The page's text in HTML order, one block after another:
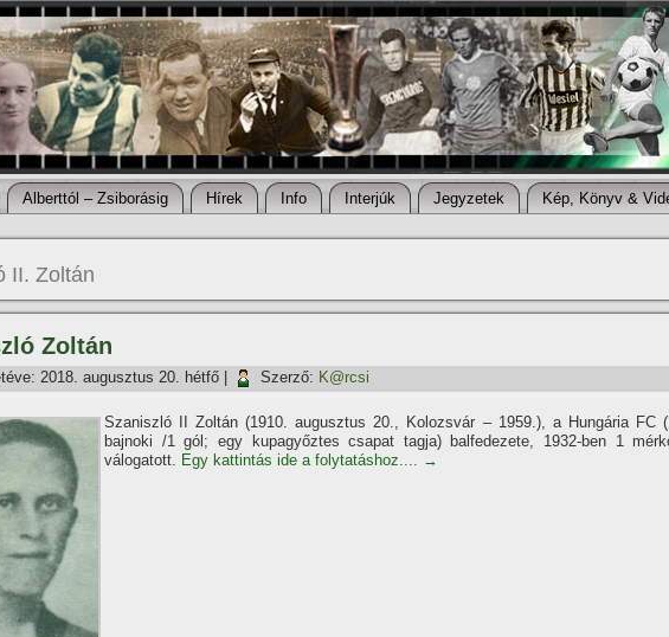
Alberttól – Zsiborásig Hí­rek Info Interjúk Jegyzetek Kép, Könyv &
II. Zoltán
Zoltán
2018. augusztus 20. hétfő Szerző: K@rcsi
Szaniszló II Zoltán (1910. augusztus 20., Kolozsvár – 1959.), a Hungária FC
bajnoki /1 gól; egy kupagyőztes csapat tagja) balfedezete, 1932-ben 1
válogatott. Egy kattintás ide a folytatáshoz.... →